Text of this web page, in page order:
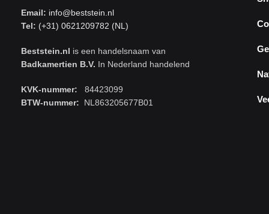
Email: info@beststein.nl
Tel: (+31) 0621209782 (NL)
Beststein.nl is een handelsnaam van
Badkamertien B.V. In Nederland handelend
KVK-nummer: 84423099
BTW-nummer: NL863205677B01